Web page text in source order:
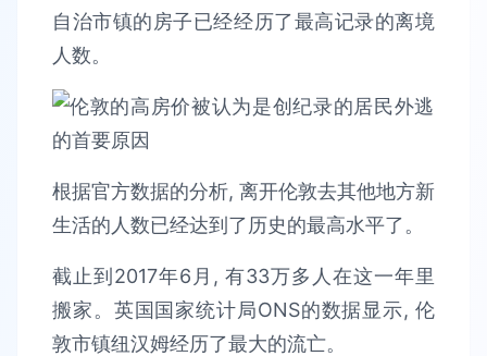
自治市镇的房子已经经历了最高记录的离境
人数。
根据官方数据的分析, 离开伦敦去其他地方新
生活的人数已经达到了历史的最高水平了。
截止到2017年6月, 有33万多人在这一年里
搬家。英国国家统计局ONS的数据显示, 伦
敦市镇纽汉姆经历了最大的流亡。